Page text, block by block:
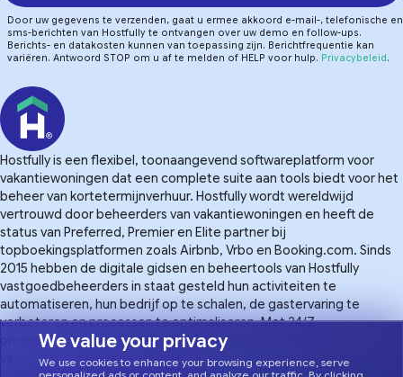
We value your privacy
We use cookies to enhance your browsing experience, serve
Door uw gegevens te verzenden, gaat u ermee akkoord e-mail-, telefonische en
sms-berichten van Hostfully te ontvangen over uw demo en follow-ups.
Berichts- en datakosten kunnen van toepassing zijn. Berichtfrequentie kan
variëren. Antwoord STOP om u af te melden of HELP voor hulp. Privacybeleid.
Hostfully is een flexibel, toonaangevend softwareplatform voor
vakantiewoningen dat een complete suite aan tools biedt voor het
beheer van kortetermijnverhuur. Hostfully wordt wereldwijd
vertrouwd door beheerders van vakantiewoningen en heeft de
status van Preferred, Premier en Elite partner bij
topboekingsplatformen zoals Airbnb, Vrbo en Booking.com. Sinds
2015 hebben de digitale gidsen en beheertools van Hostfully
vastgoedbeheerders in staat gesteld hun activiteiten te
automatiseren, hun bedrijf op te schalen, de gastervaring te
verbeteren en processen te optimaliseren. Met 24/7
ondersteuning en meer dan 100 integraties maakt Hostfully
vastgoedbeheer hanteerbaarder.